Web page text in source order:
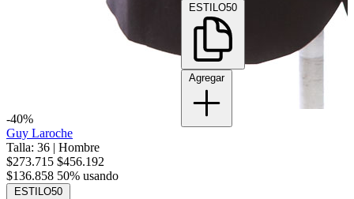
-40%
Guy Laroche
Talla: 36 | Hombre
$273.715 $456.192
$136.858 50% usando
ESTILO50
ESTILO50
Agregar